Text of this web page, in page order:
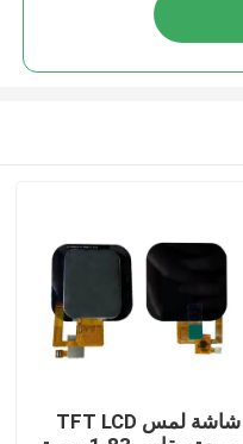
شاشة لمس TFT LCD